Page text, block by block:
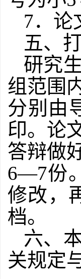
7．论
五、
研究
组范围
分别由
印。论
答辩做
6—7份
修改，
档。
六、
关规定